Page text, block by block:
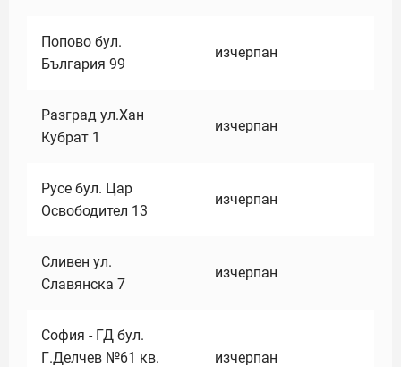
Попово бул.
България 99
изчерпан
Разград ул.Хан
Кубрат 1
изчерпан
Русе бул. Цар
Освободител 13
изчерпан
Сливен ул.
Славянска 7
изчерпан
София - ГД бул.
Г.Делчев №61 кв.
изчерпан